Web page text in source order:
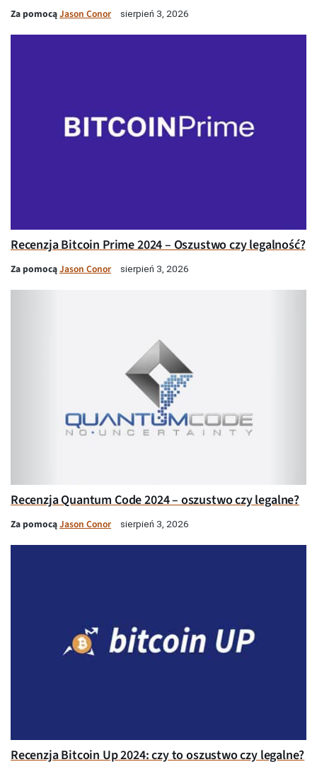
Za pomocąJason Conor sierpień 3, 2026
Recenzja Bitcoin Prime 2024 – Oszustwo czy legalność?
Za pomocąJason Conor sierpień 3, 2026
Recenzja Quantum Code 2024 – oszustwo czy legalne?
Za pomocąJason Conor sierpień 3, 2026
Recenzja Bitcoin Up 2024: czy to oszustwo czy legalne?